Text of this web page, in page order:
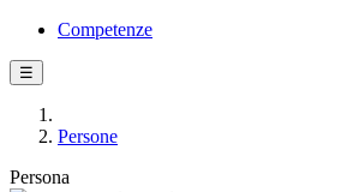
Competenze
☰
Persone
Persona